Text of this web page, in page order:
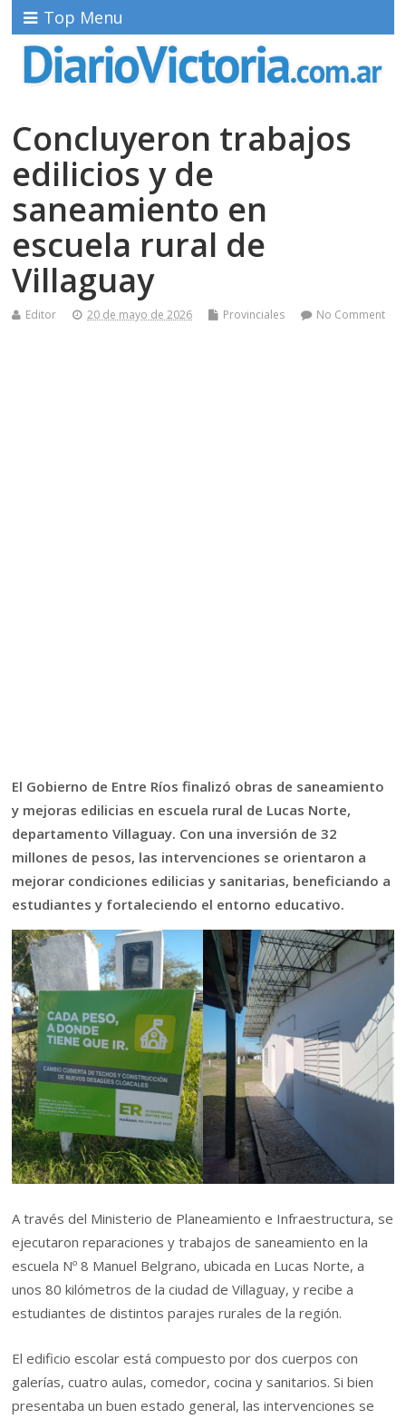
Top Menu
Concluyeron trabajos
edilicios y de
saneamiento en
escuela rural de
Villaguay
Editor 20 de mayo de 2026 Provinciales No Comment
El Gobierno de Entre Ríos finalizó obras de saneamiento
y mejoras edilicias en escuela rural de Lucas Norte,
departamento Villaguay. Con una inversión de 32
millones de pesos, las intervenciones se orientaron a
mejorar condiciones edilicias y sanitarias, beneficiando a
estudiantes y fortaleciendo el entorno educativo.
A través del Ministerio de Planeamiento e Infraestructura, se
ejecutaron reparaciones y trabajos de saneamiento en la
escuela Nº 8 Manuel Belgrano, ubicada en Lucas Norte, a
unos 80 kilómetros de la ciudad de Villaguay, y recibe a
estudiantes de distintos parajes rurales de la región.
El edificio escolar está compuesto por dos cuerpos con
galerías, cuatro aulas, comedor, cocina y sanitarios. Si bien
presentaba un buen estado general, las intervenciones se